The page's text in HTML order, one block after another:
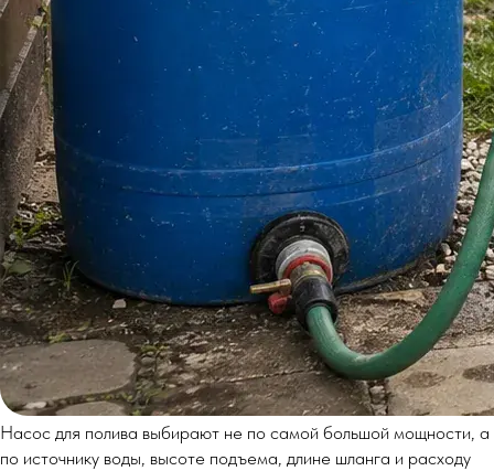
Насос для полива выбирают не по самой большой мощности, а
по источнику воды, высоте подъема, длине шланга и расходу